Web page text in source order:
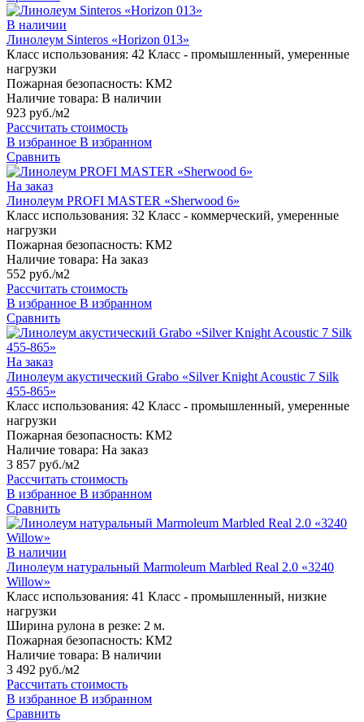
В наличии
Линолеум Sinteros «Horizon 013»
Класс использования: 42 Класс - промышленный, умеренные
нагрузки
Пожарная безопасность: КМ2
Наличие товара: В наличии
923 руб./м2
Рассчитать стоимость
В избранное В избранном
Сравнить
На заказ
Линолеум PROFI MASTER «Sherwood 6»
Класс использования: 32 Класс - коммерческий, умеренные
нагрузки
Пожарная безопасность: КМ2
Наличие товара: На заказ
552 руб./м2
Рассчитать стоимость
В избранное В избранном
Сравнить
На заказ
Линолеум акустический Grabo «Silver Knight Acoustic 7 Silk
455-865»
Класс использования: 42 Класс - промышленный, умеренные
нагрузки
Пожарная безопасность: КМ2
Наличие товара: На заказ
3 857 руб./м2
Рассчитать стоимость
В избранное В избранном
Сравнить
В наличии
Линолеум натуральный Marmoleum Marbled Real 2.0 «3240
Willow»
Класс использования: 41 Класс - промышленный, низкие
нагрузки
Ширина рулона в резке: 2 м.
Пожарная безопасность: КМ2
Наличие товара: В наличии
3 492 руб./м2
Рассчитать стоимость
В избранное В избранном
Сравнить